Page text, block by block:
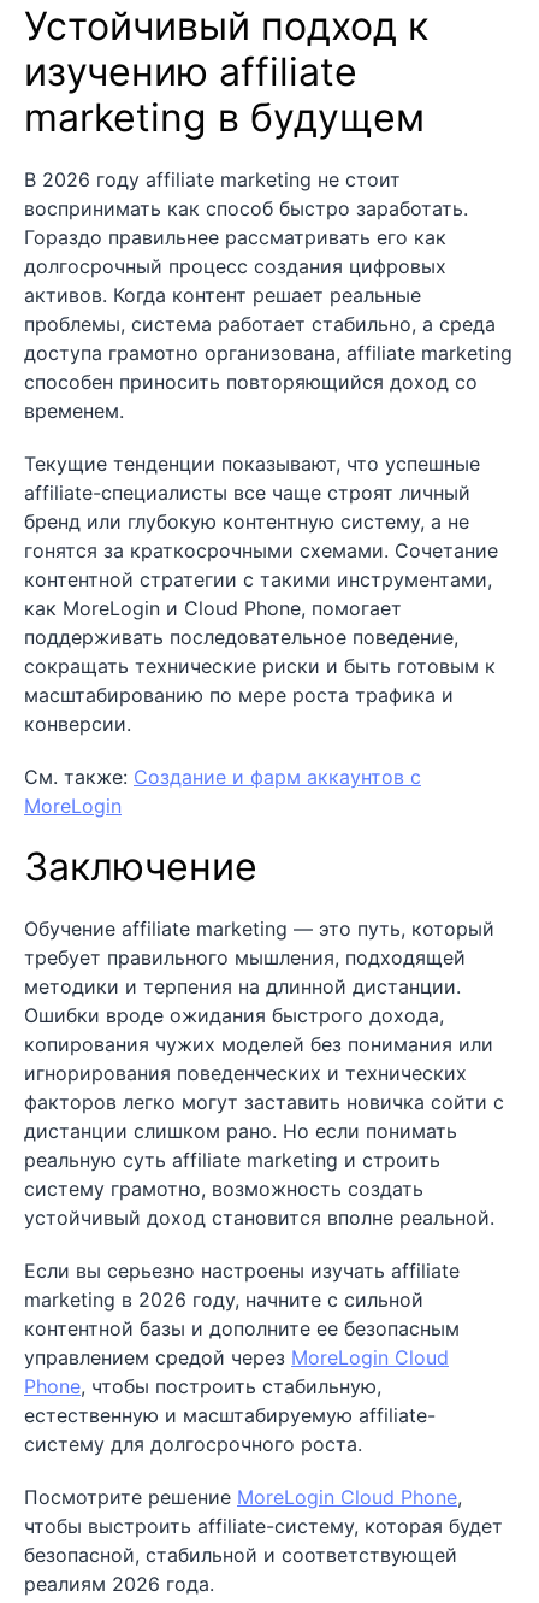
Устойчивый подход к
изучению affiliate
marketing в будущем
В 2026 году affiliate marketing не стоит
воспринимать как способ быстро заработать.
Гораздо правильнее рассматривать его как
долгосрочный процесс создания цифровых
активов. Когда контент решает реальные
проблемы, система работает стабильно, а среда
доступа грамотно организована, affiliate marketing
способен приносить повторяющийся доход со
временем.
Текущие тенденции показывают, что успешные
affiliate-специалисты все чаще строят личный
бренд или глубокую контентную систему, а не
гонятся за краткосрочными схемами. Сочетание
контентной стратегии с такими инструментами,
как MoreLogin и Cloud Phone, помогает
поддерживать последовательное поведение,
сокращать технические риски и быть готовым к
масштабированию по мере роста трафика и
конверсии.
См. также: Создание и фарм аккаунтов с
MoreLogin
Заключение
Обучение affiliate marketing — это путь, который
требует правильного мышления, подходящей
методики и терпения на длинной дистанции.
Ошибки вроде ожидания быстрого дохода,
копирования чужих моделей без понимания или
игнорирования поведенческих и технических
факторов легко могут заставить новичка сойти с
дистанции слишком рано. Но если понимать
реальную суть affiliate marketing и строить
систему грамотно, возможность создать
устойчивый доход становится вполне реальной.
Если вы серьезно настроены изучать affiliate
marketing в 2026 году, начните с сильной
контентной базы и дополните ее безопасным
управлением средой через MoreLogin Cloud
Phone, чтобы построить стабильную,
естественную и масштабируемую affiliate-
систему для долгосрочного роста.
Посмотрите решение MoreLogin Cloud Phone,
чтобы выстроить affiliate-систему, которая будет
безопасной, стабильной и соответствующей
реалиям 2026 года.